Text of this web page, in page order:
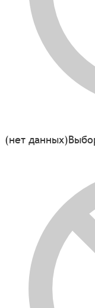
(нет данных)